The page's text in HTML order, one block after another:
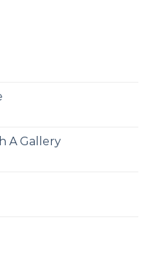
A Gallery